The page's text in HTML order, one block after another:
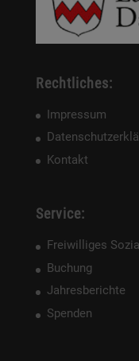
Rechtliches:
Impressum
Kontakt
Service:
Freiwilliges
Buchung
Jahresberichte
Spenden